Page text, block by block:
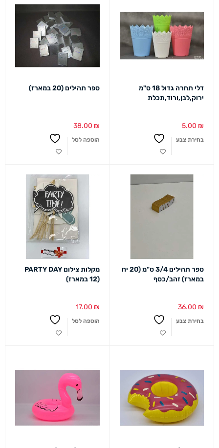
דלי תחרה גדול 18 ס"מ
ירוק,לבן,ורוד,תכלת
5.00 ₪
בחירת צבע
ספר תהילים (20 במארז)
38.00 ₪
הוספה לסל
ספר תהילים 3/4 ס"מ (20 יח
במארז) זהב/כסף
36.00 ₪
בחירת צבע
מקלות צילום PARTY DAY
(12 במארז)
17.00 ₪
הוספה לסל